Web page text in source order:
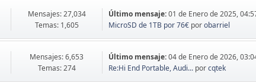
Mensajes: 27,034
Temas: 1,605
Último mensaje:01 de Enero de 2025,
MicroSD de 1TB por 76€ porobarriel
Mensajes: 6,653
Temas: 274
Último mensaje:04 de Enero de 2026,
Re:Hi End Portable, Audi... porcqtek